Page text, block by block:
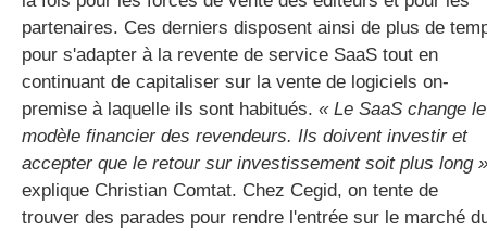
partenaires. Ces derniers disposent ainsi de plus de
pour s'adapter à la revente de service SaaS tout en
continuant de capitaliser sur la vente de logiciels on-
premise à laquelle ils sont habitués. « Le SaaS change le
modèle financier des revendeurs. Ils doivent investir et
accepter que le retour sur investissement soit plus long »
explique Christian Comtat. Chez Cegid, on tente de
trouver des parades pour rendre l'entrée sur le marché